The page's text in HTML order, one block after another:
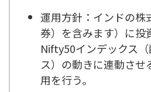
運用方針：インドの株
券）を含みます）に投
Nifty50インデックス
ス）の動きに連動させ
用を行う。